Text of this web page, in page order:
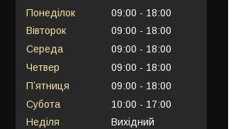
Понеділок 09:00
18:00
Вівторок
09:00
18:00
Середа
09:00
18:00
Четвер
09:00
18:00
Пʼятниця
09:00
18:00
Субота
10:00
17:00
Неділя
Вихідний